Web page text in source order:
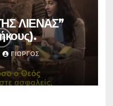
ΛΙΕΝΑΣ”
ΓΙΏΡΓΟΣ